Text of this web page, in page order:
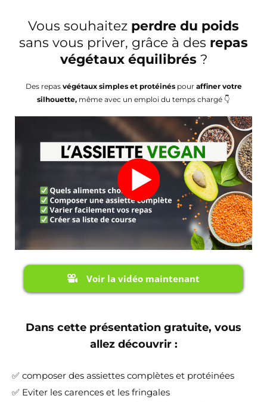
Vous souhaitez perdre du poids
sans vous priver, grâce à des repas
végétaux équilibrés?
Des repas végétaux simples et protéinéspour affiner votre
silhouette, même avec un emploi du temps chargé 👇
Voir la vidéo maintenant
Dans cette présentation gratuite, vous
allez découvrir :
✅ composer des assiettes complètes et protéinées
✅ Eviter les carences et les fringales